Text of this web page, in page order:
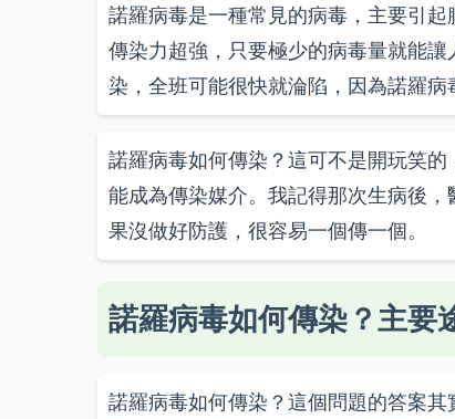
諾羅病毒是一種常見的病毒，主要引
傳染力超強，只要極少的病毒量就能
染，全班可能很快就淪陷，因為諾羅病
諾羅病毒如何傳染？這可不是開玩笑
能成為傳染媒介。我記得那次生病後
果沒做好防護，很容易一個傳一個。
諾羅病毒如何傳染？主要
諾羅病毒如何傳染？這個問題的答案